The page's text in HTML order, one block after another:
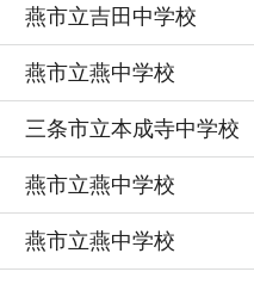
燕市立吉田中学校
燕市立燕中学校
三条市立本成寺中学校
燕市立燕中学校
燕市立燕中学校